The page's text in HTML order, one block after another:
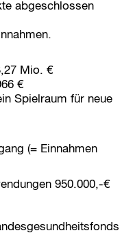
abgeschlossen
Mio. €
€
Spielraum für neue
(= Einnahmen
950.000,-€